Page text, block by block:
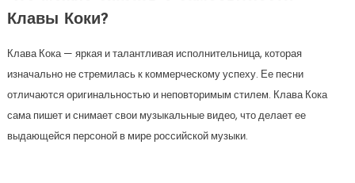
Клавы Коки?
Клава Кока — яркая и талантливая исполнительница, которая
изначально не стремилась к коммерческому успеху. Ее песни
отличаются оригинальностью и неповторимым стилем. Клава Кока
сама пишет и снимает свои музыкальные видео, что делает ее
выдающейся персоной в мире российской музыки.